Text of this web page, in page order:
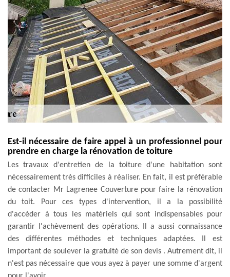
Est-il nécessaire de faire appel à un professionnel pour
prendre en charge la rénovation de toiture
Les travaux d'entretien de la toiture d'une habitation sont
nécessairement très difficiles à réaliser. En fait, il est préférable
de contacter Mr Lagrenee Couverture pour faire la rénovation
du toit. Pour ces types d'intervention, il a la possibilité
d'accéder à tous les matériels qui sont indispensables pour
garantir l'achèvement des opérations. Il a aussi connaissance
des différentes méthodes et techniques adaptées. Il est
important de soulever la gratuité de son devis . Autrement dit, il
n'est pas nécessaire que vous ayez à payer une somme d'argent